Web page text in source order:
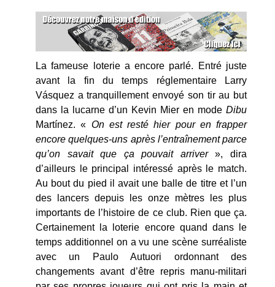
La fameuse loterie a encore parlé. Entré juste
avant la fin du temps réglementaire Larry
Vásquez a tranquillement envoyé son tir au but
dans la lucarne d’un Kevin Mier en mode Dibu
Martínez. « On est resté hier pour en frapper
encore quelques-uns après l’entraînement parce
qu’on savait que ça pouvait arriver», dira
d’ailleurs le principal intéressé après le match.
Au bout du pied il avait une balle de titre et l’un
des lancers depuis les onze mètres les plus
importants de l’histoire de ce club. Rien que ça.
Certainement la loterie encore quand dans le
temps additionnel on a vu une scène surréaliste
avec un Paulo Autuori ordonnant des
changements avant d’être repris manu-militari